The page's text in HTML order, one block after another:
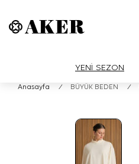
YENİ SEZON
Anasayfa / BÜYÜK BEDEN /